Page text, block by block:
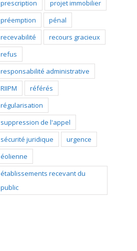
prescription
projet immobilier
préemption
pénal
recevabilité
recours gracieux
refus
responsabilité administrative
RIIPM
référés
régularisation
suppression de l'appel
sécurité juridique
urgence
éolienne
établissements recevant du
public